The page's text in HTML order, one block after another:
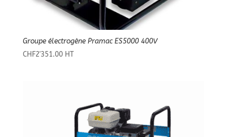
Groupe électrogène Pramac ES5000 400V
CHF2'351.00 HT